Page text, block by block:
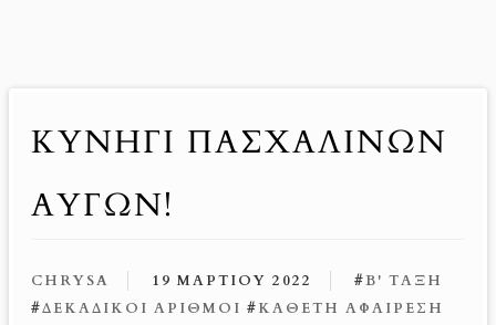
ΚΥΝΉΓΙ ΠΑΣΧΑΛΙΝΏΝ
ΑΥΓΏΝ!
CHRYSA 19 ΜΑΡΤΊΟΥ 2022 #Β' ΤΆΞΗ
#ΔΕΚΑΔΙΚΟΊ ΑΡΙΘΜΟΊ #ΚΆΘΕΤΗ ΑΦΑΊΡΕΣΗ